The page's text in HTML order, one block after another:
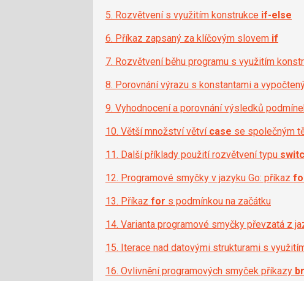
5. Rozvětvení s využitím konstrukce if-else
6. Příkaz zapsaný za klíčovým slovem if
7. Rozvětvení běhu programu s využitím
8. Porovnání výrazu s konstantami a
9. Vyhodnocení a porovnání výsledků
10. Větší množství větví case se společným
11. Další příklady použití rozvětvení typu
12. Programové smyčky v jazyku Go: příkaz
13. Příkaz for s podmínkou na začátku
14. Varianta programové smyčky převzatá z
15. Iterace nad datovými strukturami s
16. Ovlivnění programových smyček příkazy